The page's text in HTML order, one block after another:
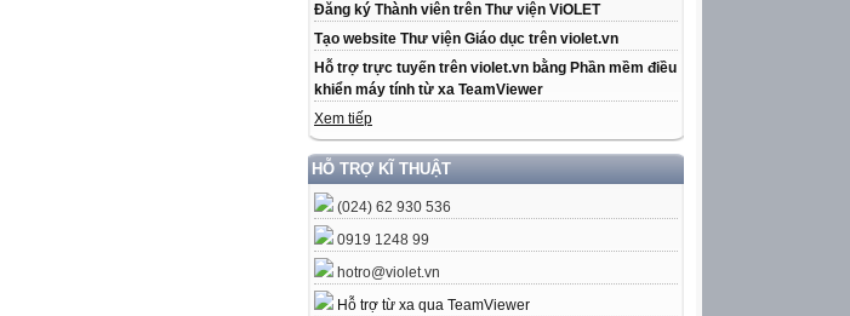
Đăng ký Thành viên trên Thư viện ViOLET
Tạo website Thư viện Giáo dục trên violet.vn
Hỗ trợ trực tuyến trên violet.vn bằng Phần mềm điều
khiển máy tính từ xa TeamViewer
Xem tiếp
HỖ TRỢ KĨ THUẬT
(024) 62 930 536
0919 1248 99
hotro@violet.vn
Hỗ trợ từ xa qua TeamViewer